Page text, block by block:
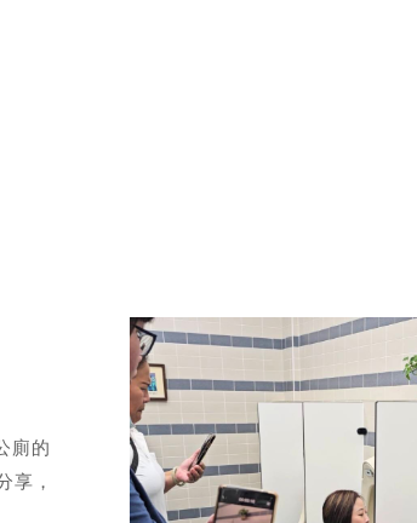
廁的
享，